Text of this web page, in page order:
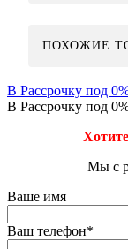
ПОХОЖИЕ
В Рассрочку под
В Рассрочку под
Мы с
Ваше имя
Ваш телефон*